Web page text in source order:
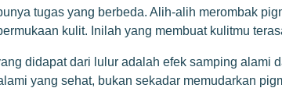
tugas yang berbeda. Alih-alih merombak
kulit. Inilah yang membuat kulitmu
didapat dari lulur adalah efek samping
yang sehat, bukan sekadar memudarkan